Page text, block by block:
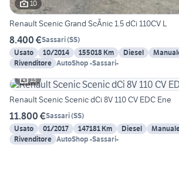
10
Renault Scenic Grand ScÃnic 1.5 dCi 110CV L
8.400 €Sassari(SS)
Usato
10/2014 155018 Km Diesel
Rivenditore AutoShop -Sassari-
13
Renault Scenic Scenic dCi 8V 110 CV EDC Ene
11.800 €Sassari(SS)
Usato
01/2017 147181 Km Diesel
Rivenditore AutoShop -Sassari-